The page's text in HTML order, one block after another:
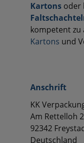
Kartons oder
kompetent zu
Kartons und
Anschrift
KK
Am Rettelloh
92342
Deutschland